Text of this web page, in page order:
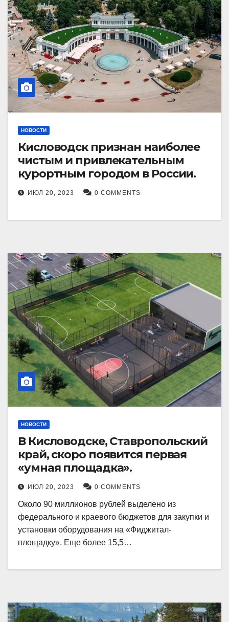
НОВОСТИ
Кисловодск признан наиболее
чистым и привлекательным
курортным городом в России.
ИЮЛ 20, 2023 0 COMMENTS
НОВОСТИ
В Кисловодске, Ставропольский
край, скоро появится первая
«умная площадка».
ИЮЛ 20, 2023 0 COMMENTS
Около 90 миллионов рублей выделено из
федерального и краевого бюджетов для закупки и
установки оборудования на «Фиджитал-
площадку». Еще более 15,5…